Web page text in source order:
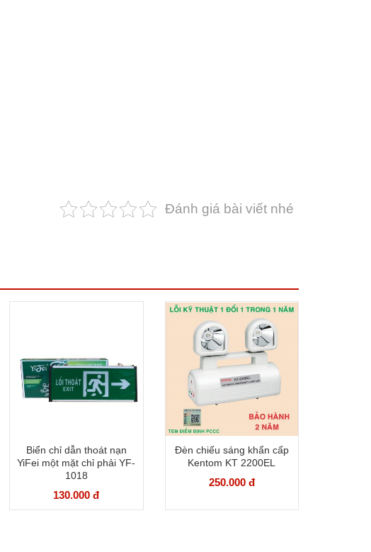
Đánh giá bài viết nhé
Biển chỉ dẫn thoát nạn
YiFei một mặt chỉ phải YF-
1018
130.000 đ
Đèn chiếu sáng khẩn cấp
Kentom KT 2200EL
250.000 đ